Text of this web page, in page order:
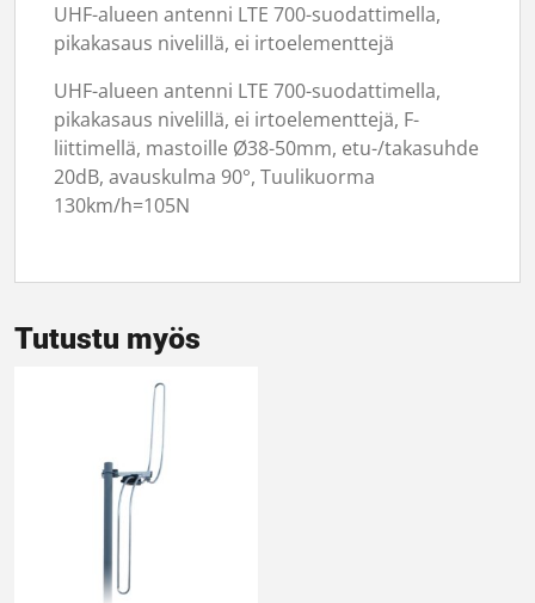
UHF-alueen antenni LTE 700-suodattimella,
pikakasaus nivelillä, ei irtoelementtejä
UHF-alueen antenni LTE 700-suodattimella,
pikakasaus nivelillä, ei irtoelementtejä, F-
liittimellä, mastoille Ø38-50mm, etu-/takasuhde
20dB, avauskulma 90°, Tuulikuorma
130km/h=105N
Tutustu myös